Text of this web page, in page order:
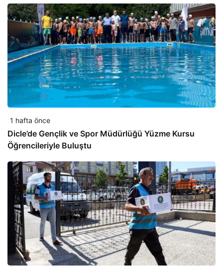
1 hafta önce
Dicle’de Gençlik ve Spor Müdürlüğü Yüzme Kursu
Öğrencileriyle Buluştu